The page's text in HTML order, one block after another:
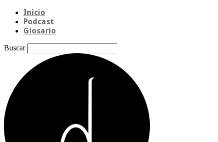
Inicio
Podcast
Glosario
Buscar